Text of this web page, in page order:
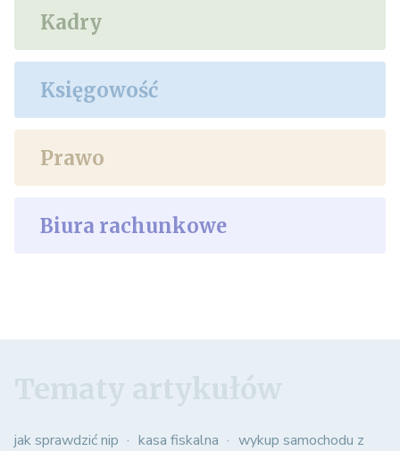
Kadry
Księgowość
Prawo
Biura rachunkowe
jak sprawdzić nip kasa fiskalna
wykup samochodu z